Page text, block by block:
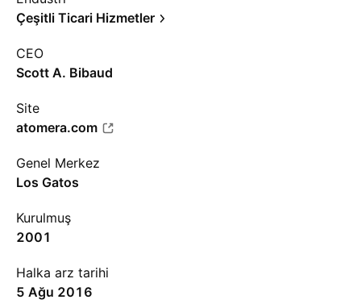
Çeşitli Ticari Hizmetler
CEO
Scott A. Bibaud
Site
atomera.com
Genel Merkez
Los Gatos
Kurulmuş
2001
Halka arz tarihi
5 Ağu 2016